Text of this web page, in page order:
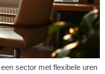
sector met flexibele uren